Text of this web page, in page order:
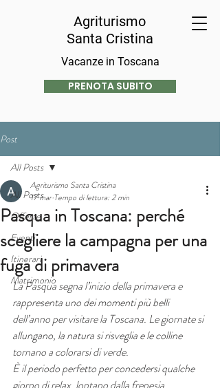
Agriturismo
Santa Cristina
Vacanze in Toscana
PRENOTA SUBITO
Post
All Posts
Offerte
Eventi
Itinerari
Matrimonio
All Posts
Pasqua in Toscana: perché
scegliere la campagna per una
fuga di primavera
Agriturismo Santa Cristina
17 mar Tempo di lettura: 2 min
La Pasqua segna l’inizio della primavera e
rappresenta uno dei momenti più belli
dell’anno per visitare la Toscana. Le giornate si
allungano, la natura si risveglia e le colline
tornano a colorarsi di verde.
È il periodo perfetto per concedersi qualche